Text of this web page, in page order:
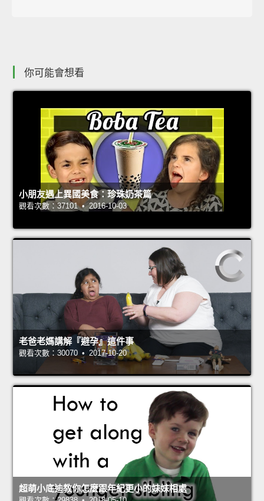
你可能會想看
小朋友遇上異國美食：珍珠奶茶篇
觀看次數：37101 • 2016-10-03
老爸老媽講解『避孕』這件事
觀看次數：30070 • 2017-10-20
超萌小底迪教你怎麼跟年紀更小的妹妹相處